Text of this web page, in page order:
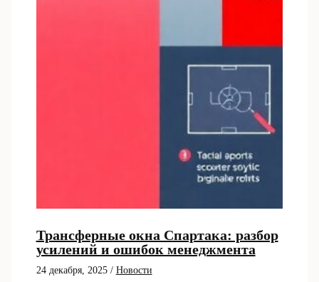
Трансферные окна Спартака: разбор
усилений и ошибок менеджмента
24 декабря, 2025 / Новости